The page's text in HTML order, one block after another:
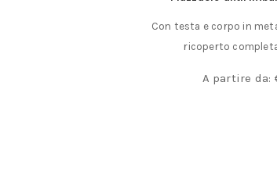
testa e corpo in metallo in unico pezzo,